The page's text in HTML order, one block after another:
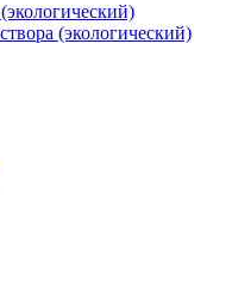
(экологический)